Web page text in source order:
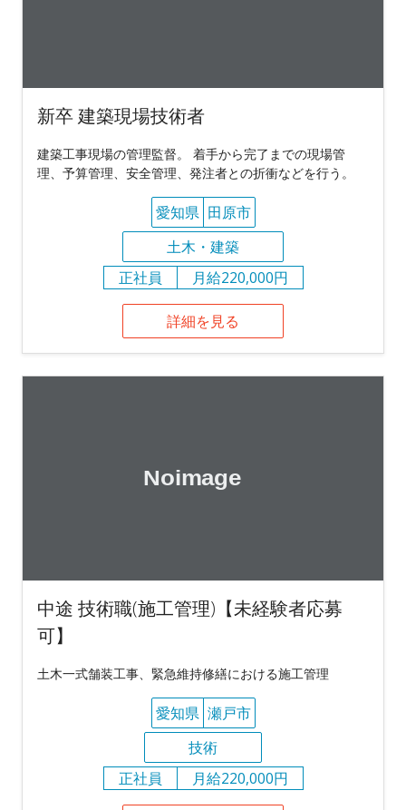
新卒 建築現場技術者
建築工事現場の管理監督。 着手から完了までの現場管
理、予算管理、安全管理、発注者との折衝などを行う。
愛知県 田原市
土木・建築
正社員
月給220,000円
詳細を見る
中途 技術職(施工管理)【未経験者応募
可】
土木一式舗装工事、緊急維持修繕における施工管理
愛知県 瀬戸市
技術
正社員
月給220,000円